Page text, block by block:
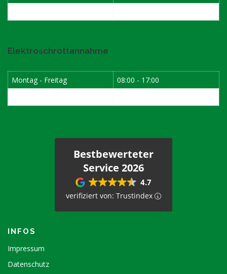
Elektroschrottannahme
Montag - Freitag
08:00 - 17:00
Bestbewerteter
Service 2026
4.7
verifiziert von: Trustindex
INFOS
Impressum
Datenschutz